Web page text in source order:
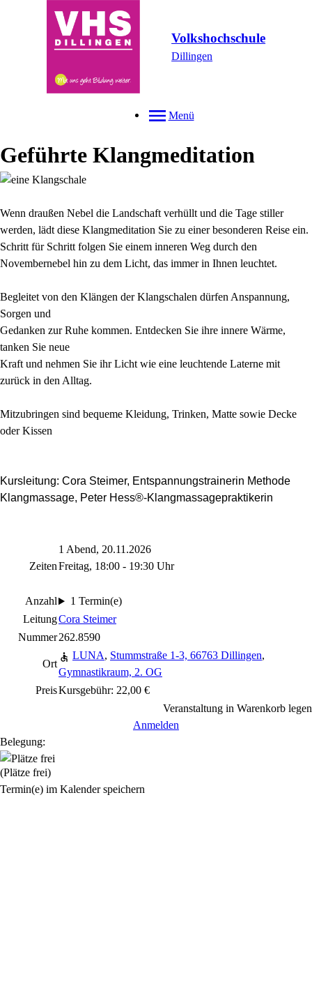
Volkshochschule
Dillingen
Menü
Geführte Klangmeditation
Wenn draußen Nebel die Landschaft verhüllt und die Tage stiller
werden, lädt diese Klangmeditation Sie zu einer besonderen Reise ein.
Schritt für Schritt folgen Sie einem inneren Weg durch den
Novembernebel hin zu dem Licht, das immer in Ihnen leuchtet.
Begleitet von den Klängen der Klangschalen dürfen Anspannung,
Sorgen und
Gedanken zur Ruhe kommen. Entdecken Sie ihre innere Wärme,
tanken Sie neue
Kraft und nehmen Sie ihr Licht wie eine leuchtende Laterne mit
zurück in den Alltag.
Mitzubringen sind bequeme Kleidung, Trinken, Matte sowie Decke
oder Kissen
Kursleitung: Cora Steimer, Entspannungstrainerin Methode
Klangmassage, Peter Hess®-Klangmassagepraktikerin
Zeiten
1 Abend, 20.11.2026
Freitag, 18:00 - 19:30 Uhr
Anzahl
1 Termin(e)
LeitungCora Steimer
Nummer262.8590
Ort
LUNA, Stummstraße 1-3, 66763 Dillingen,
Gymnastikraum, 2. OG
PreisKursgebühr: 22,00 €
Veranstaltung in Warenkorb legen
Anmelden
Belegung:
(Plätze frei)
Termin(e) im Kalender speichern